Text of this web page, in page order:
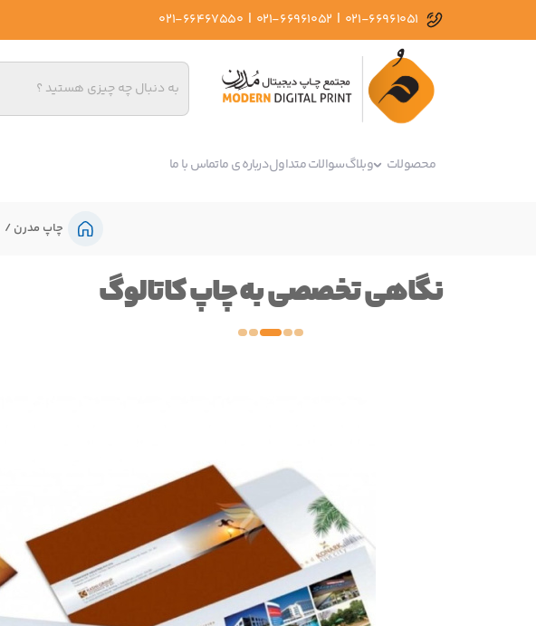
021-66961051
|
021-66961052
|
021-66467550
محصولات وبلاگسوالات متداولدرباره ی ماتماس با ما
چاپ مدرن
نگاهی تخصصی به چاپ کاتالوگ